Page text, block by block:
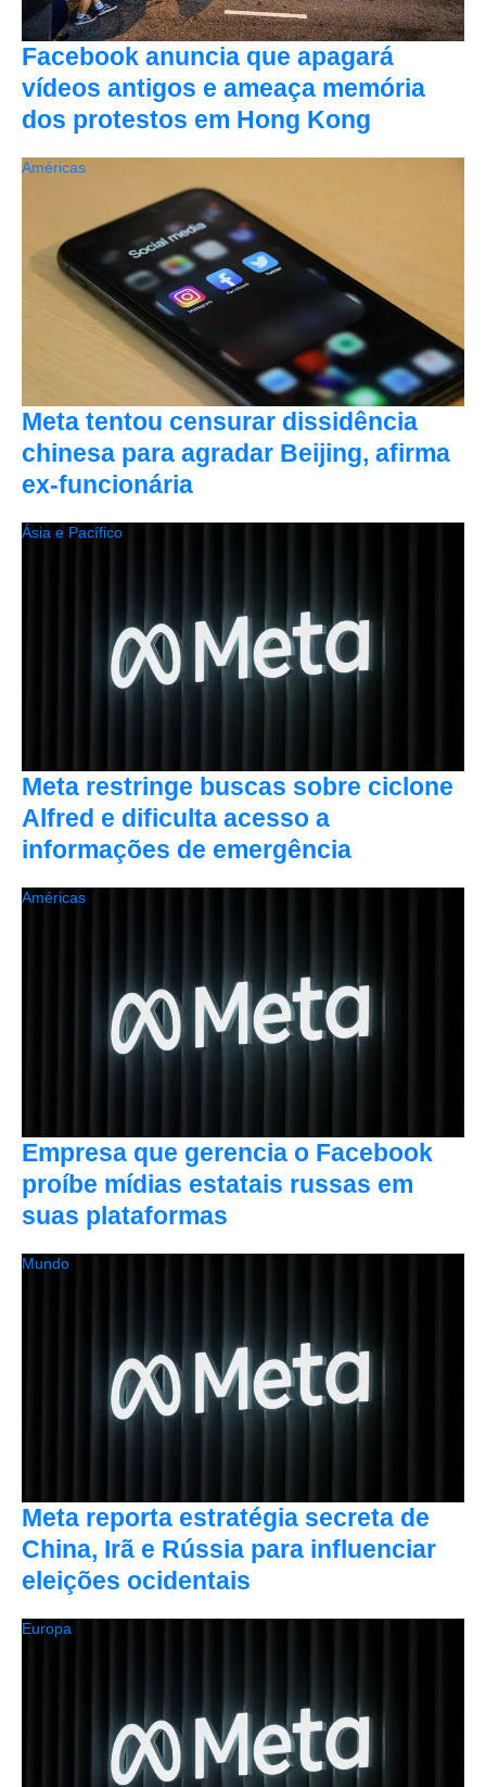
Facebook anuncia que apagará
vídeos antigos e ameaça memória
dos protestos em Hong Kong
Meta tentou censurar dissidência
chinesa para agradar Beijing, afirma
ex-funcionária
Américas
Meta restringe buscas sobre ciclone
Alfred e dificulta acesso a
informações de emergência
Ásia e Pacífico
Empresa que gerencia o Facebook
proíbe mídias estatais russas em
suas plataformas
Américas
Meta reporta estratégia secreta de
China, Irã e Rússia para influenciar
eleições ocidentais
Mundo
Europa